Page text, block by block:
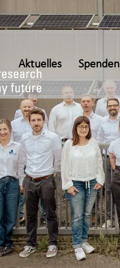
Aktuelles Spenden